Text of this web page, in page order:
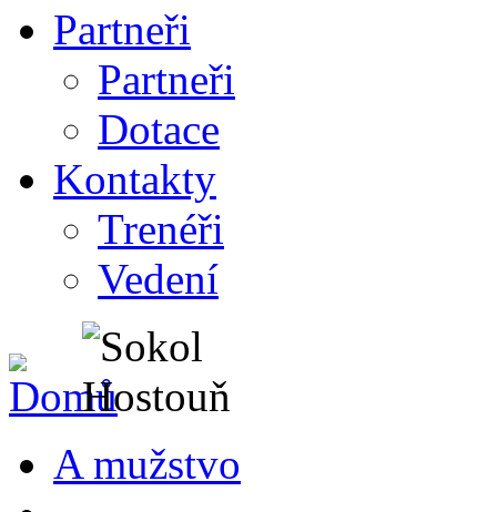
Partneři
Partneři
Dotace
Kontakty
Trenéři
Vedení
A mužstvo